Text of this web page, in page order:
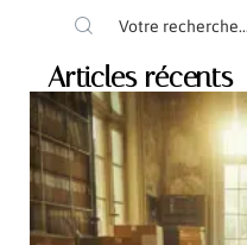
Articles récents